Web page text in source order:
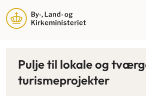
Pulje til lokale og
turismeprojekter